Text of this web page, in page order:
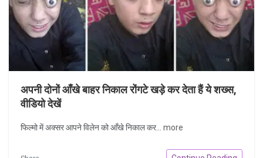
अपनी दोनों आँखे बाहर निकाल रोंगटे खड़े कर देता हैं ये शख्स,
वीडियो देखें
फिल्मो में अक्सर आपने विलेन को आँखे निकाल कर... more